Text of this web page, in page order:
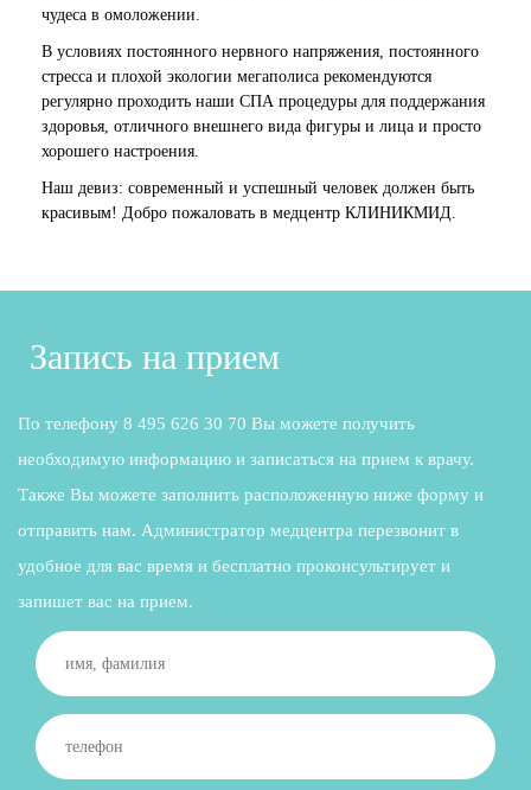
чудеса в омоложении.
В условиях постоянного нервного напряжения, постоянного
стресса и плохой экологии мегаполиса рекомендуются
регулярно проходить наши СПА процедуры для поддержания
здоровья, отличного внешнего вида фигуры и лица и просто
хорошего настроения.
Наш девиз: современный и успешный человек должен быть
красивым! Добро пожаловать в медцентр КЛИНИКМИД.
Запись на прием
По телефону 8 495 626 30 70 Вы можете получить
необходимую информацию и записаться на прием к врачу.
Также Вы можете заполнить расположенную ниже форму и
отправить нам. Администратор медцентра перезвонит в
удобное для вас время и бесплатно проконсультирует и
запишет вас на прием.